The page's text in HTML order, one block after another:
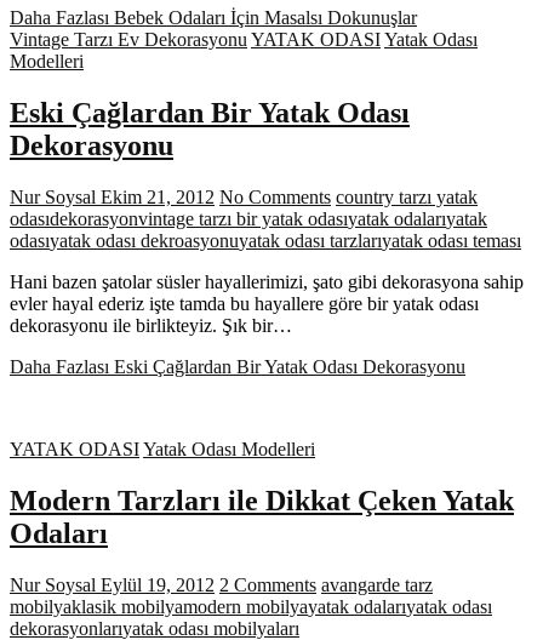
Daha Fazlası Bebek Odaları İçin Masalsı Dokunuşlar
Vintage Tarzı Ev Dekorasyonu YATAK ODASIYatak Odası
Modelleri
Eski Çağlardan Bir Yatak Odası
Dekorasyonu
Nur Soysal Ekim 21, 2012 No Comments country tarzı yatak
odasıdekorasyonvintage tarzı bir yatak odasıyatak odalarıyatak
odasıyatak odası dekroasyonuyatak odası tarzlarıyatak odası teması
Hani bazen şatolar süsler hayallerimizi, şato gibi dekorasyona sahip
evler hayal ederiz işte tamda bu hayallere göre bir yatak odası
dekorasyonu ile birlikteyiz. Şık bir…
Daha Fazlası Eski Çağlardan Bir Yatak Odası Dekorasyonu
YATAK ODASIYatak Odası Modelleri
Modern Tarzları ile Dikkat Çeken Yatak
Odaları
Nur Soysal Eylül 19, 2012 2 Comments avangarde tarz
mobilyaklasik mobilyamodern mobilyayatak odalarıyatak odası
dekorasyonlarıyatak odası mobilyaları